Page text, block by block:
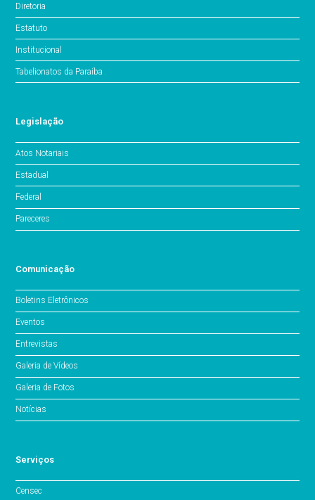
Diretoria
Estatuto
Institucional
Tabelionatos da Paraíba
Legislação
Atos Notariais
Estadual
Federal
Pareceres
Comunicação
Boletins Eletrônicos
Eventos
Entrevistas
Galeria de Vídeos
Galeria de Fotos
Notícias
Serviços
Censec